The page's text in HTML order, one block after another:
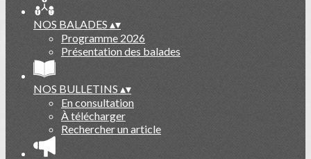
NOS BALADES ▴▾
Programme 2026
Présentation des balades
NOS BULLETINS ▴▾
En consultation
À télécharger
Rechercher un article